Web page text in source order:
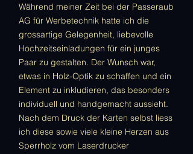
Während meiner Zeit bei der Passeraub
AG für Werbetechnik hatte ich die
grossartige Gelegenheit, liebevolle
Hochzeitseinladungen für ein junges
Paar zu gestalten. Der Wunsch war,
etwas in Holz-Optik zu schaffen und ein
Element zu inkludieren, das besonders
individuell und handgemacht aussieht.
Nach dem Druck der Karten selbst liess
ich diese sowie viele kleine Herzen aus
Sperrholz vom Laserdrucker